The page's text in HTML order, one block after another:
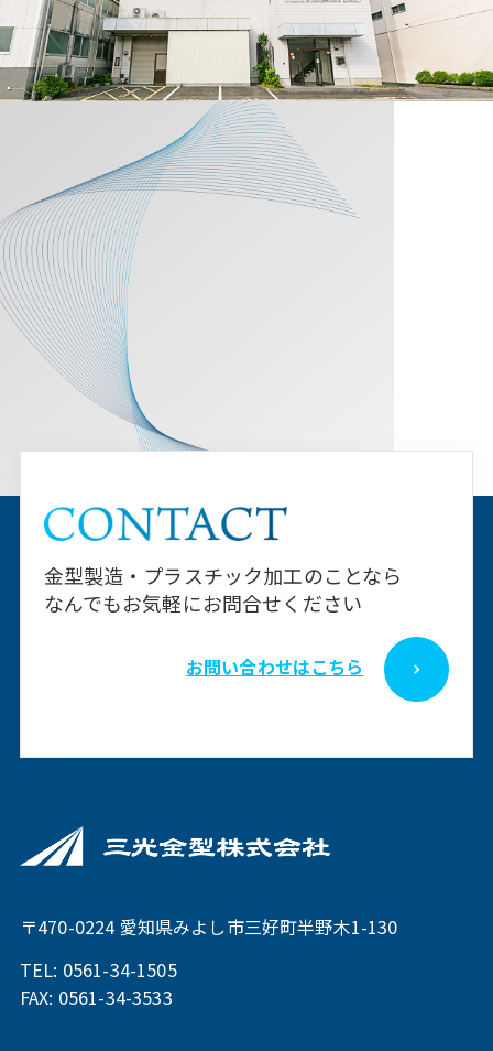
⾦型製造・プラスチック加⼯のことなら
なんでもお気軽にお問合せください
お問い合わせはこちら
〒470-0224 愛知県みよし市三好町半野⽊1-130
TEL: 0561-34-1505
FAX: 0561-34-3533